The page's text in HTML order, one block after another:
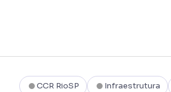
CCR RioSP Infraestrutura